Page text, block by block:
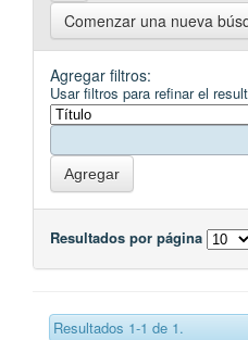
Comenzar una nueva
Agregar filtros:
Usar filtros para refinar el
Resultados por página
Resultados 1-1 de 1.